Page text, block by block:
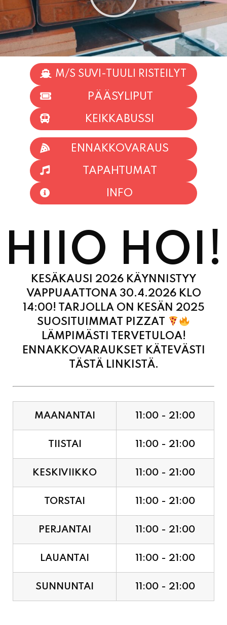
M/S SUVI-TUULI RISTEILYT
PÄÄSYLIPUT
KEIKKABUSSI
ENNAKKOVARAUS
TAPAHTUMAT
INFO
HIIO HOI!
KESÄKAUSI 2026 KÄYNNISTYY
VAPPUAATTONA 30.4.2026 KLO
14:00! TARJOLLA ON KESÄN 2025
SUOSITUIMMAT PIZZAT
LÄMPIMÄSTI TERVETULOA!
ENNAKKOVARAUKSET KÄTEVÄSTI
TÄSTÄ LINKISTÄ.
MAANANTAI 11:00 - 21:00
TIISTAI 11:00 - 21:00
KESKIVIIKKO 11:00 - 21:00
TORSTAI 11:00 - 21:00
PERJANTAI 11:00 - 21:00
LAUANTAI 11:00 - 21:00
SUNNUNTAI 11:00 - 21:00